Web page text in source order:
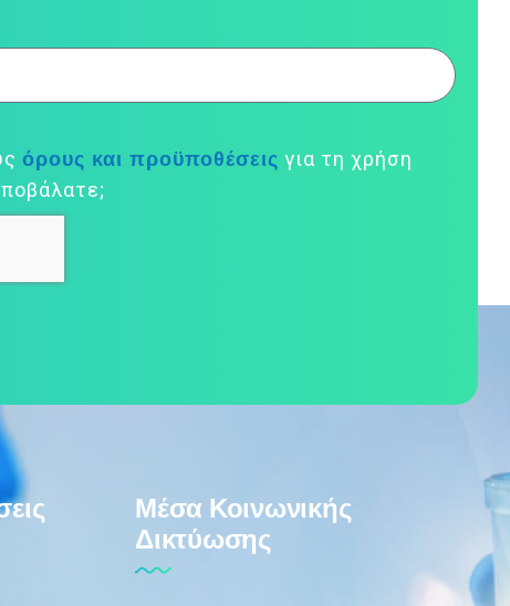
όρους και προϋποθέσεις για τη χρήση
Μέσα Κοινωνικής
Δικτύωσης